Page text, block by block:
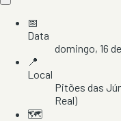
📅
Data
domingo, 16
📍
Local
Pitões das
Real)
🗺️